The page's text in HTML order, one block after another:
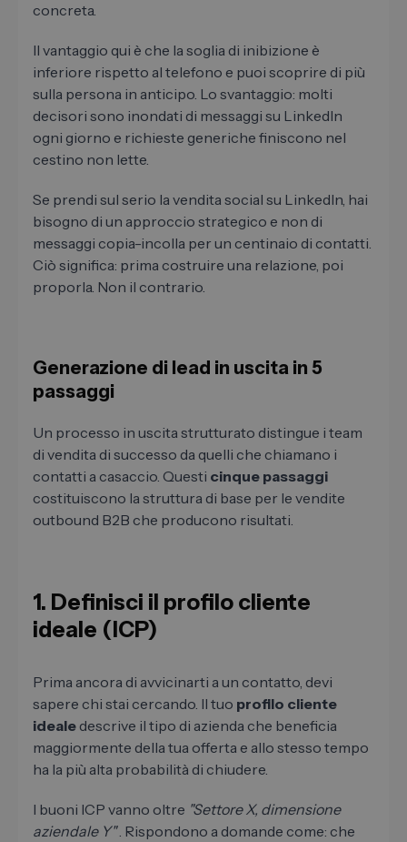
concreta.
Il vantaggio qui è che la soglia di inibizione è
inferiore rispetto al telefono e puoi scoprire di più
sulla persona in anticipo. Lo svantaggio: molti
decisori sono inondati di messaggi su LinkedIn
ogni giorno e richieste generiche finiscono nel
cestino non lette.
Se prendi sul serio la vendita social su LinkedIn, hai
bisogno di un approccio strategico e non di
messaggi copia-incolla per un centinaio di contatti.
Ciò significa: prima costruire una relazione, poi
proporla. Non il contrario.
Generazione di lead in uscita in 5
passaggi
Un processo in uscita strutturato distingue i team
di vendita di successo da quelli che chiamano i
contatti a casaccio. Questi cinque passaggi
costituiscono la struttura di base per le vendite
outbound B2B che producono risultati.
1. Definisci il profilo cliente
ideale (ICP)
Prima ancora di avvicinarti a un contatto, devi
sapere chi stai cercando. Il tuo profilo cliente
ideale descrive il tipo di azienda che beneficia
maggiormente della tua offerta e allo stesso tempo
ha la più alta probabilità di chiudere.
I buoni ICP vanno oltre "Settore X, dimensione
aziendale Y". Rispondono a domande come: che